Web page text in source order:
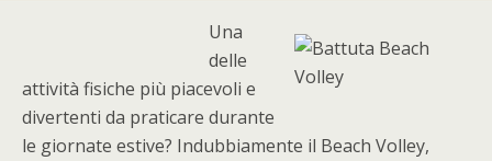
Una
delle
attività fisiche più piacevoli e
divertenti da praticare durante
le giornate estive? Indubbiamente il Beach Volley,